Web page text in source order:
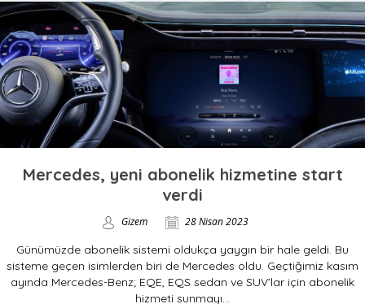
Mercedes, yeni abonelik hizmetine start
verdi
Gizem 28 Nisan 2023
Günümüzde abonelik sistemi oldukça yaygın bir hale geldi. Bu
sisteme geçen isimlerden biri de Mercedes oldu. Geçtiğimiz kasım
ayında Mercedes-Benz; EQE, EQS sedan ve SUV’lar için abonelik
hizmeti sunmayı...